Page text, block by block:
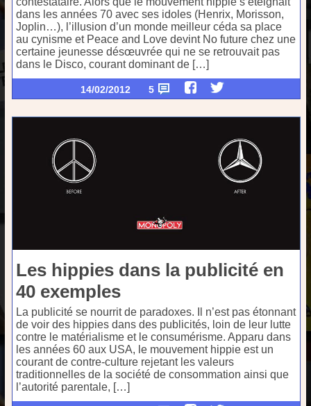
dans les années 70 avec ses idoles (Henrix, Morisson,
Joplin…), l’illusion d’un monde meilleur céda sa place
au cynisme et Peace and Love devint No future chez une
certaine jeunesse désœuvrée qui ne se retrouvait pas
dans le Disco, courant dominant de […]
14/02/2012 5
Les hippies dans la publicité en
40 exemples
La publicité se nourrit de paradoxes. Il n’est pas étonnant
de voir des hippies dans des publicités, loin de leur lutte
contre le matérialisme et le consumérisme. Apparu dans
les années 60 aux USA, le mouvement hippie est un
courant de contre-culture rejetant les valeurs
traditionnelles de la société de consommation ainsi que
l’autorité parentale, […]